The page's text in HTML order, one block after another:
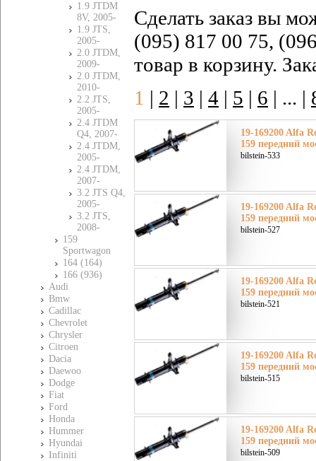
1.9 JTDM
8V, 2005-
1.9 JTS,
2005-
2.0 JTDM,
2009-
2.0 JTDM,
2010-
2.2 JTS,
2005-
2.4 JTDM
Q4, 2007-
2.4 JTDM,
2005-
2.4 JTDM,
2007-
3.2 JTS Q4,
2005-
3.2 JTS,
2008-
159
Sportwagon
164 (164)
166 (936)
Audi
Bmw
Cadillac
Chevrolet
Chrysler
Citroen
Dacia
Daewoo
Dodge
Fiat
Ford
Honda
Hummer
Hyundai
Infiniti
Сделать заказ вы
(095) 817 00 75,
товар в корзину.
1 | 2 | 3 | 4 | 5 | 6 | ... |
19-169200 Alfa
159 передний
bilstein-533
19-169200 Alfa
159 передний
bilstein-527
19-169200 Alfa
159 передний
bilstein-521
19-169200 Alfa
159 передний
bilstein-515
19-169200 Alfa
159 передний
bilstein-509